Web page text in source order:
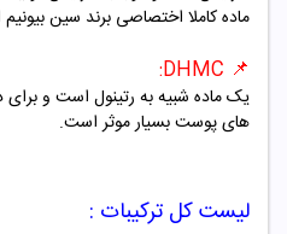
ماده کاملا اختصاصی برند سین
📌
DHMC:
یک ماده شبیه به رتینول است و
های پوست بسیار موثر است.
لیست کل ترکیبات :